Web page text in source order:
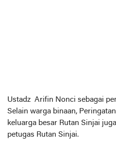
Ustadz Arifin Nonci sebagai
Selain warga binaan,
keluarga besar Rutan Sinjai
petugas Rutan Sinjai.